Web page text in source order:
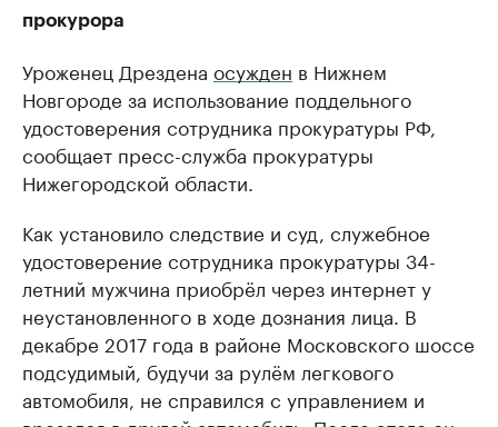
прокурора
Уроженец Дрездена осужден в Нижнем
Новгороде за использование поддельного
удостоверения сотрудника прокуратуры РФ,
сообщает пресс-служба прокуратуры
Нижегородской области.
Как установило следствие и суд, служебное
удостоверение сотрудника прокуратуры 34-
летний мужчина приобрёл через интернет у
неустановленного в ходе дознания лица. В
декабре 2017 года в районе Московского шоссе
подсудимый, будучи за рулём легкового
автомобиля, не справился с управлением и